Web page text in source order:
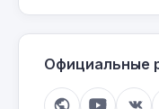
Официальные